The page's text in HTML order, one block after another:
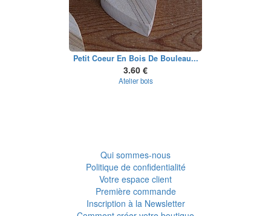
Petit Coeur En Bois De Bouleau...
3.60 €
Atelier bois
Qui sommes-nous
Politique de confidentialité
Votre espace client
Première commande
Inscription à la Newsletter